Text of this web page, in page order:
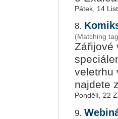
Pátek, 14
8.
(Matching
Zářijové
veletrhu
najdete
Pondělí, 22
9.